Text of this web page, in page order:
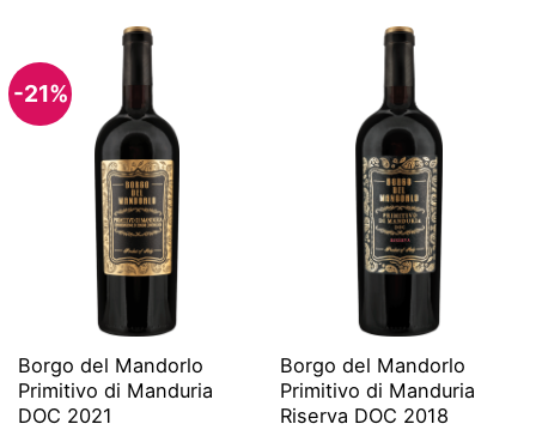
-21%
Borgo del Mandorlo
Primitivo di Manduria
DOC 2021
Borgo del Mandorlo
Primitivo di Manduria
Riserva DOC 2018